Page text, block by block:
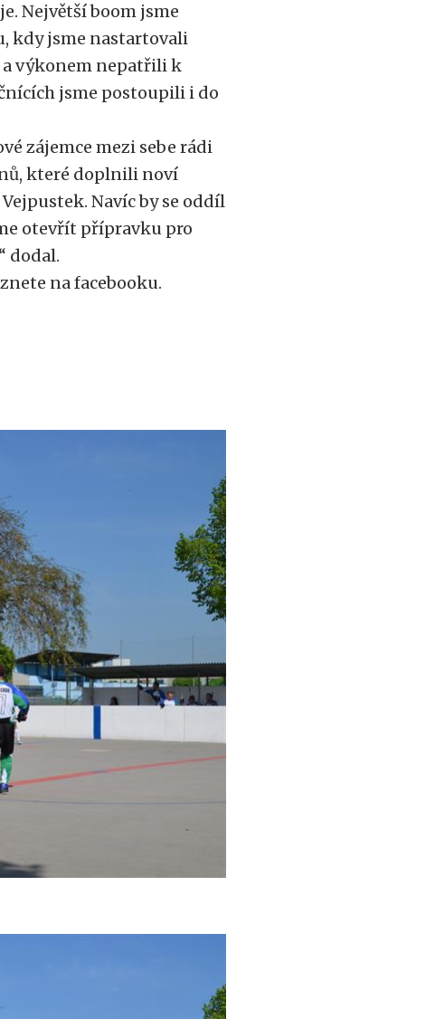
Největší boom jsme
kdy jsme nastartovali
výkonem nepatřili k
jsme postoupili i do
zájemce mezi sebe rádi
které doplnili noví
Navíc by se oddíl
otevřít přípravku pro
dodal.
na facebooku.